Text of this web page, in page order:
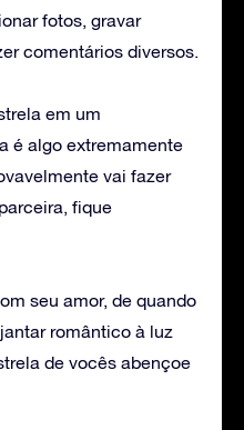
fotos, gravar
comentários diversos.
em um
é algo extremamente
vai fazer
fique
seu amor, de quando
romântico à luz
de vocês abençoe